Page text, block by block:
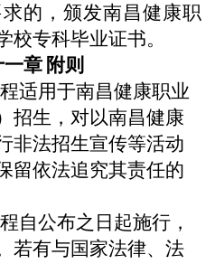
的，颁发南昌健康职
校专科毕业证书。
一章 附则
适用于南昌健康职业
招生，对以南昌健康
非法招生宣传等活动
留依法追究其责任的
自公布之日起施行，
若有与国家法律、法